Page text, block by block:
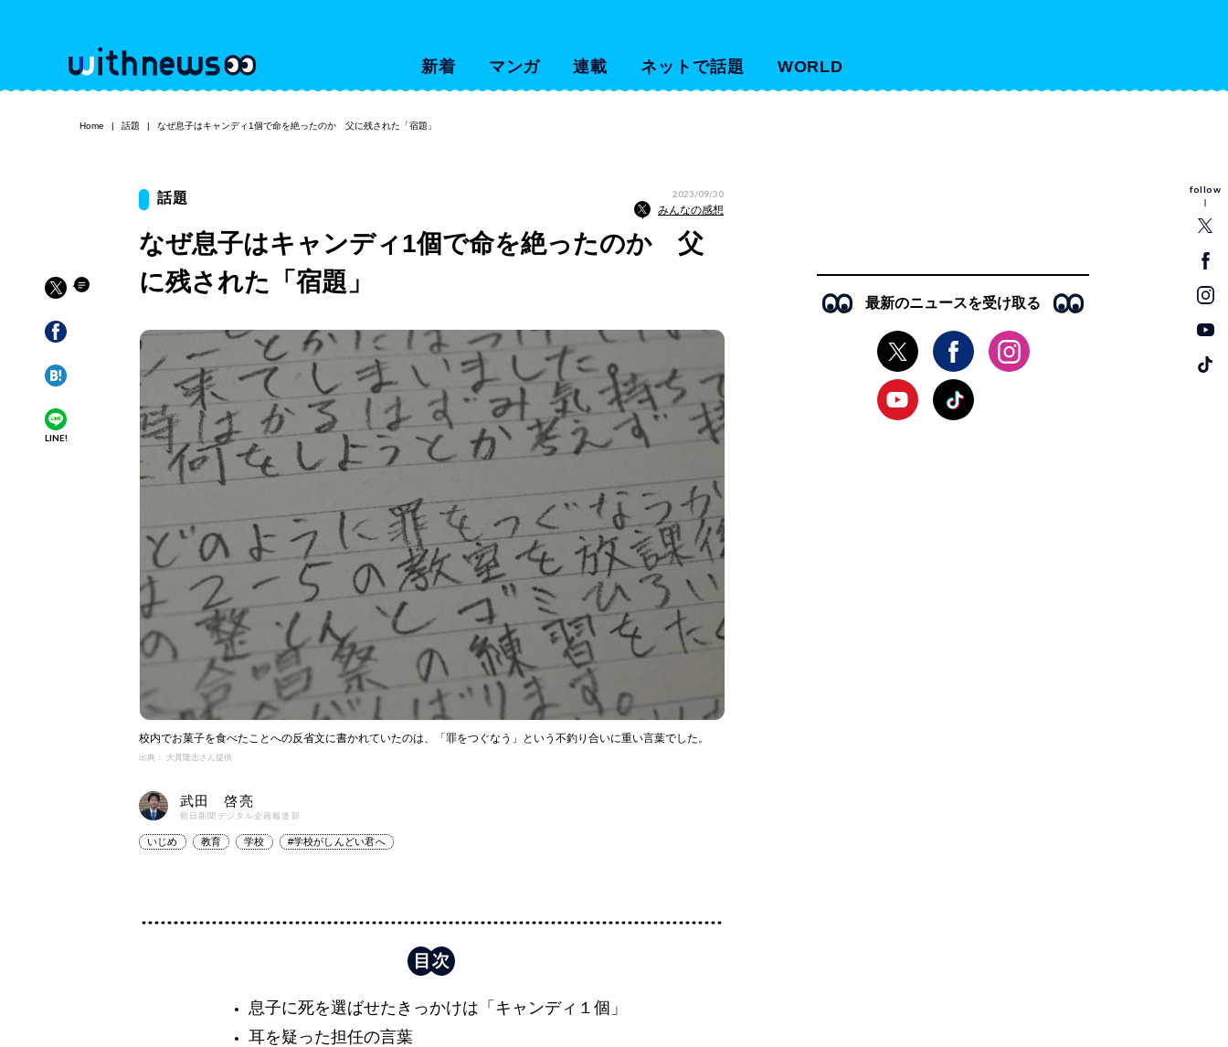
新着 マンガ 連載 ネットで話題 WORLD
follow
Home 話題 なぜ息子はキャンディ1個で命を絶ったのか 父に残された「宿題」
LINE!
話題 2023/09/30
みんなの感想
なぜ息子はキャンディ1個で命を絶ったのか 父
に残された「宿題」
校内でお菓子を食べたことへの反省文に書かれていたのは、「罪をつぐなう」という不釣り合いに重い言葉でした。
出典： 大貫隆志さん提供
武田 啓亮
朝日新聞デジタル企画報道部
いじめ 教育 学校 #学校がしんどい君へ
息子に死を選ばせたきっかけは「キャンディ１個」
耳を疑った担任の言葉
最新のニュースを受け取る